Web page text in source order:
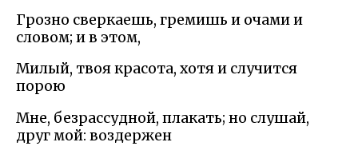
Грозно сверкаешь, гремишь и очами и
словом; и в этом,
Милый, твоя красота, хотя и случится
порою
Мне, безрассудной, плакать; но слушай,
друг мой: воздержен